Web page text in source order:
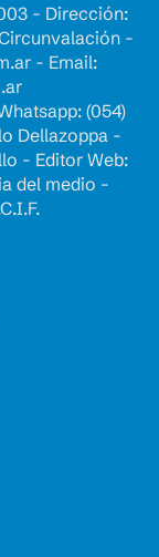
- Dirección:
-
- Email:
(054)
Dellazoppa -
- Editor Web:
del medio -